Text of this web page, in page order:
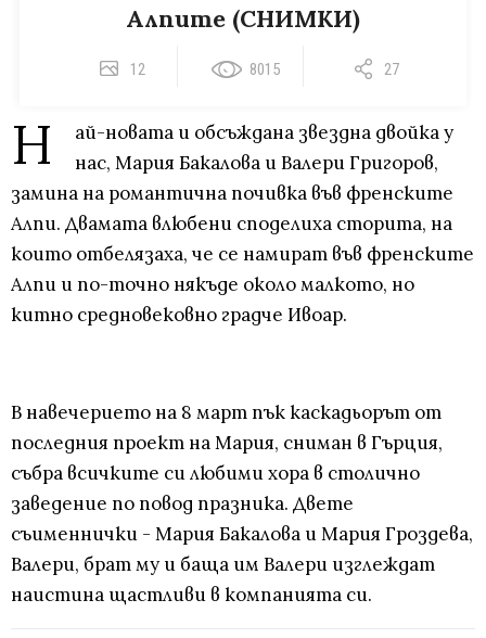
Алпите (СНИМКИ)
12 8015 27
Н
ай-новата и обсъждана звездна двойка у
нас, Мария Бакалова и Валери Григоров,
замина на романтична почивка във френските
Алпи. Двамата влюбени споделиха сторита, на
които отбелязаха, че се намират във френските
Алпи и по-точно някъде около малкото, но
китно средновековно градче Ивоар.
В навечерието на 8 март пък каскадьорът от
последния проект на Мария, сниман в Гърция,
събра всичките си любими хора в столично
заведение по повод празника. Двете
съименнички - Мария Бакалова и Мария Гроздева,
Валери, брат му и баща им Валери изглеждат
наистина щастливи в компанията си.